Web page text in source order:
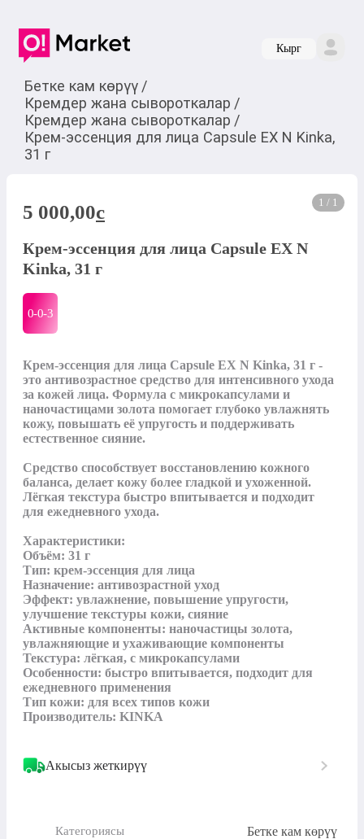
Кырг
Бетке кам көрүү /
Кремдер жана сывороткалар /
Кремдер жана сывороткалар /
Крем-эссенция для лица Capsule EX N Kinka,
31 г
1 / 1
5 000,00c
Крем-эссенция для лица Capsule EX N
Kinka, 31 г
0-0-3
Крем-эссенция для лица Capsule EX N Kinka, 31 г -
это антивозрастное средство для интенсивного ухода
за кожей лица. Формула с микрокапсулами и
наночастицами золота помогает глубоко увлажнять
кожу, повышать её упругость и поддерживать
естественное сияние.
Средство способствует восстановлению кожного
баланса, делает кожу более гладкой и ухоженной.
Лёгкая текстура быстро впитывается и подходит
для ежедневного ухода.
Характеристики:
Объём: 31 г
Тип: крем-эссенция для лица
Назначение: антивозрастной уход
Эффект: увлажнение, повышение упругости,
улучшение текстуры кожи, сияние
Активные компоненты: наночастицы золота,
увлажняющие и ухаживающие компоненты
Текстура: лёгкая, с микрокапсулами
Особенности: быстро впитывается, подходит для
ежедневного применения
Тип кожи: для всех типов кожи
Производитель: KINKA
Акысыз жеткирүү
Категориясы Бетке кам көрүү